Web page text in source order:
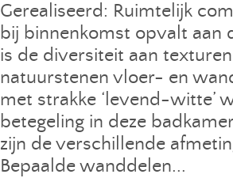
Gerealiseerd: Ruimtelijk
bij binnenkomst opvalt aan
is de diversiteit aan
natuurstenen vloer- en
met strakke ‘levend-witte’
betegeling in deze
zijn de verschillende
Bepaalde wanddelen...